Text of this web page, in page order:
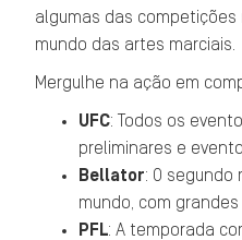
algumas das
mundo das artes marciais.
Mergulhe na ação em
UFC: Todos os
preliminares e
Bellator: O segundo
mundo, com
PFL: A temporada